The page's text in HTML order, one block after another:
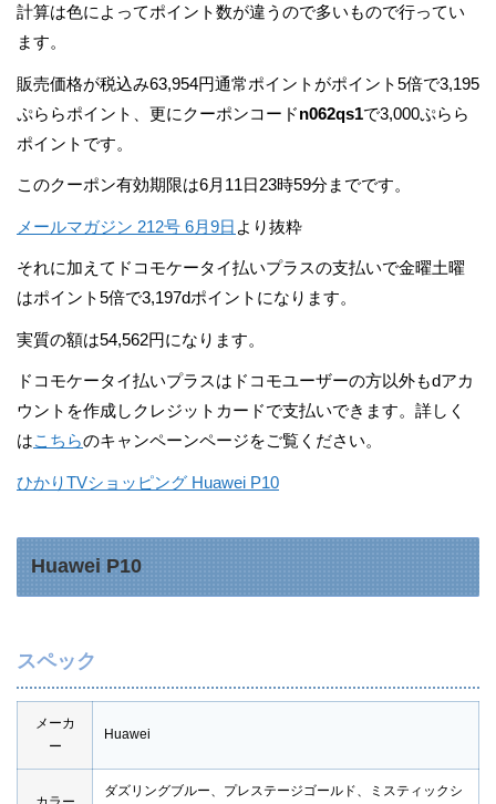
計算は色によってポイント数が違うので多いもので行ってい
ます。
販売価格が税込み63,954円通常ポイントがポイント5倍で3,195
ぷららポイント、更にクーポンコードn062qs1で3,000ぷらら
ポイントです。
このクーポン有効期限は6月11日23時59分までです。
メールマガジン 212号 6月9日 より抜粋
それに加えてドコモケータイ払いプラスの支払いで金曜土曜
はポイント5倍で3,197dポイントになります。
実質の額は54,562円になります。
ドコモケータイ払いプラスはドコモユーザーの方以外もdアカ
ウントを作成しクレジットカードで支払いできます。詳しく
はこちらのキャンペーンページをご覧ください。
ひかりTVショッピング Huawei P10
Huawei P10
スペック
メーカ
ー
Huawei
ダズリングブルー、プレステージゴールド、ミスティックシ